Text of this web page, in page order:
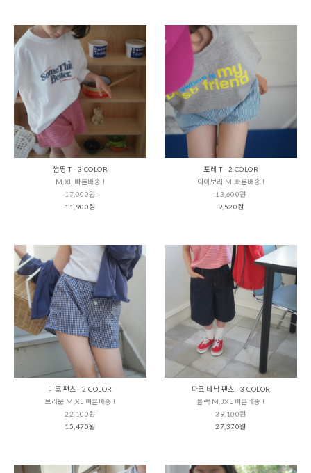
썸띵 T - 3 COLOR
M,XL 빠른배송 !
17,000원
11,900원
포레 T - 2 COLOR
아이보리 M 빠른배송 !
13,600원
9,520원
미코 팬츠 - 2 COLOR
브라운 M,XL 빠른배송 !
22,100원
15,470원
파크 데님 팬츠 - 3 COLOR
블랙 M,JXL 빠른배송 !
39,100원
27,370원